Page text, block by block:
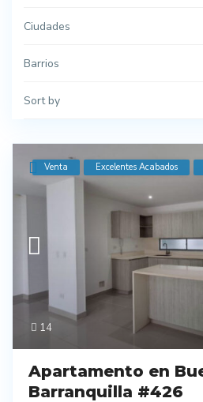
Ciudades
Barrios
Sort by
14
Venta Excelentes Acabados
Apartamento en
Barranquilla #426